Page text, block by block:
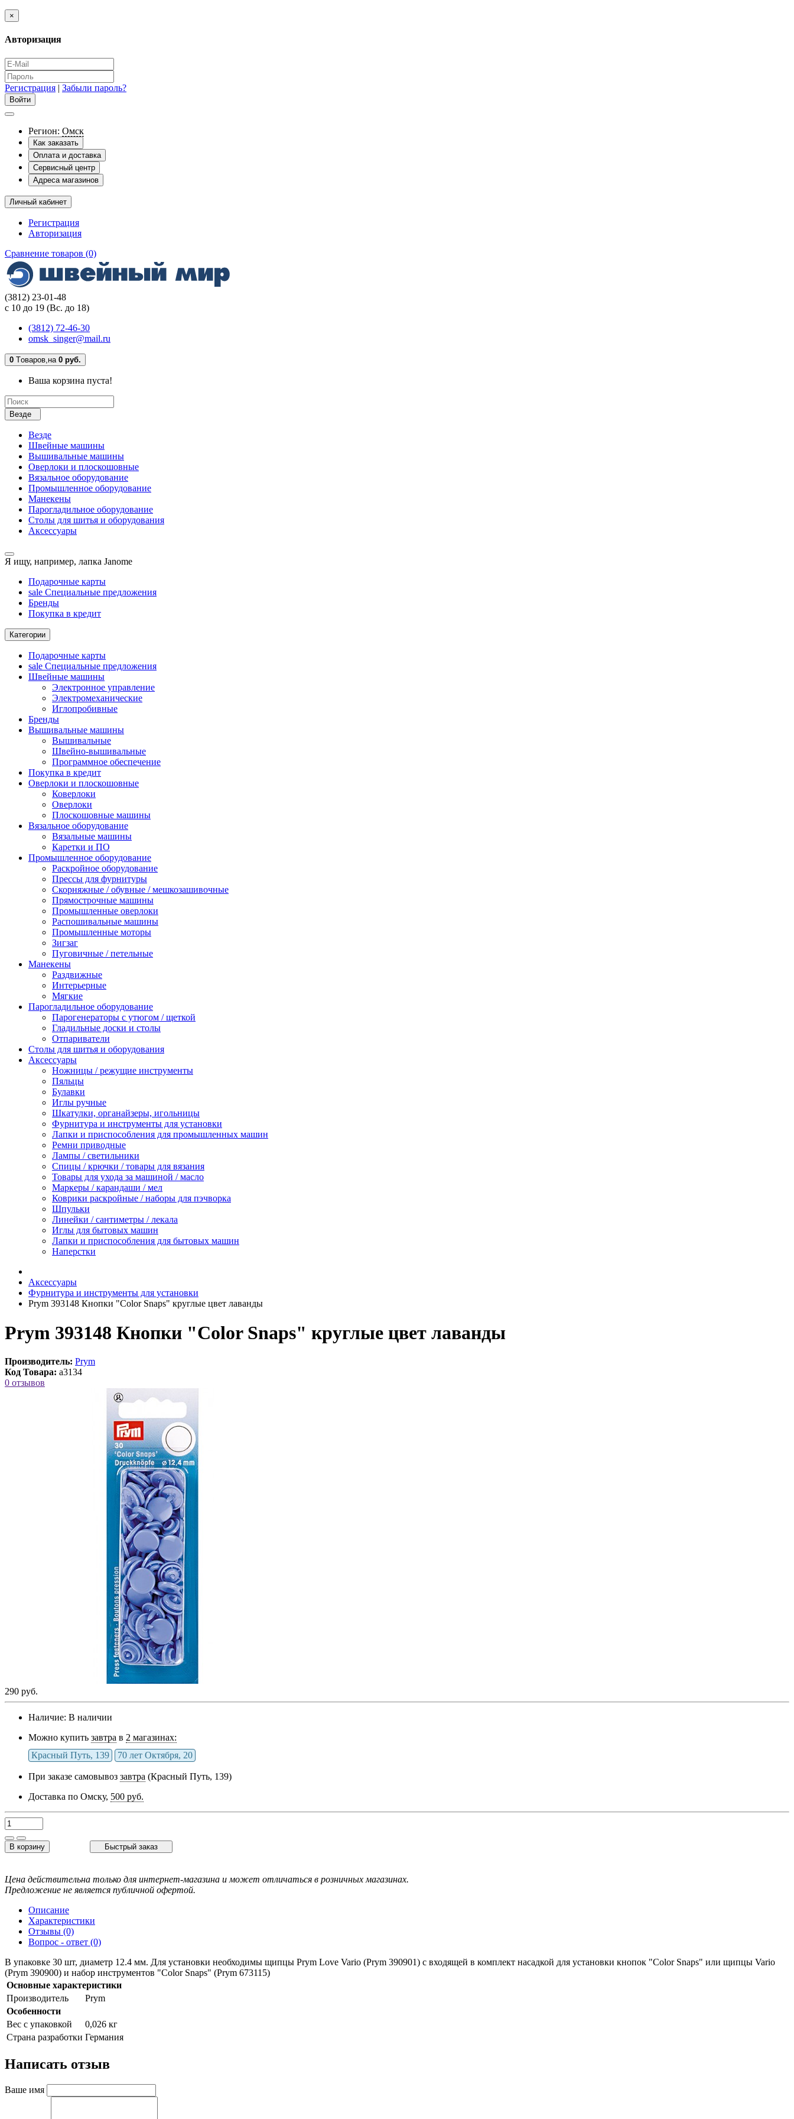
×
Авторизация
Регистрация | Забыли пароль?
Регион: Омск
Как заказать
Оплата и доставка
Сервисный центр
Адреса магазинов
Личный кабинет
Регистрация
Авторизация
Сравнение товаров (0)
(3812) 23-01-48
с 10 до 19 (Вс. до 18)
(3812) 72-46-30
omsk_singer@mail.ru
0 Tоваров,на 0 руб.
Ваша корзина пуста!
Везде
Везде
Швейные машины
Вышивальные машины
Оверлоки и плоскошовные
Вязальное оборудование
Промышленное оборудование
Манекены
Парогладильное оборудование
Столы для шитья и оборудования
Аксессуары
Я ищу, например, лапка Janome
Подарочные карты
sale Специальные предложения
Бренды
Покупка в кредит
Категории
Подарочные карты
sale Специальные предложения
Швейные машины
Электронное управление
Электромеханические
Иглопробивные
Бренды
Вышивальные машины
Вышивальные
Швейно-вышивальные
Программное обеспечение
Покупка в кредит
Оверлоки и плоскошовные
Коверлоки
Оверлоки
Плоскошовные машины
Вязальное оборудование
Вязальные машины
Каретки и ПО
Промышленное оборудование
Раскройное оборудование
Прессы для фурнитуры
Скорняжные / обувные / мешкозашивочные
Прямострочные машины
Промышленные оверлоки
Распошивальные машины
Промышленные моторы
Зигзаг
Пуговичные / петельные
Манекены
Раздвижные
Интерьерные
Мягкие
Парогладильное оборудование
Парогенераторы с утюгом / щеткой
Гладильные доски и столы
Отпариватели
Столы для шитья и оборудования
Аксессуары
Ножницы / режущие инструменты
Пяльцы
Булавки
Иглы ручные
Шкатулки, органайзеры, игольницы
Фурнитура и инструменты для установки
Лапки и приспособления для промышленных машин
Ремни приводные
Лампы / светильники
Спицы / крючки / товары для вязания
Товары для ухода за машиной / масло
Маркеры / карандаши / мел
Коврики раскройные / наборы для пэчворка
Шпульки
Линейки / сантиметры / лекала
Иглы для бытовых машин
Лапки и приспособления для бытовых машин
Наперстки
Аксессуары
Фурнитура и инструменты для установки
Prym 393148 Кнопки "Color Snaps" круглые цвет лаванды
Prym 393148 Кнопки "Color Snaps" круглые цвет лаванды
Производитель: Prym
Код Товара: a3134
0 отзывов
290 руб.
Наличие: В наличии
Можно купить завтра в 2 магазинах:
Красный Путь, 139
70 лет Октября, 20
При заказе самовывоз завтра (Красный Путь, 139)
Доставка по Омску, 500 руб.
В корзину Быстрый заказ
Цена действительна только для интернет-магазина и может отличаться в розничных магазинах.
Предложение не является публичной офертой.
Описание
Характеристики
Отзывы (0)
Вопрос - ответ (0)
В упаковке 30 шт, диаметр 12.4 мм. Для установки необходимы щипцы Prym Love Vario (Prym 390901) c входящей в комплект насадкой для установки кнопок "Color Snaps" или щипцы Vario
(Prym 390900) и набор инструментов "Color Snaps" (Prym 673115)
Основные характеристики
Производитель
Prym
Особенности
Вес с упаковкой
0,026 кг
Страна разработки Германия
Написать отзыв
Ваше имя